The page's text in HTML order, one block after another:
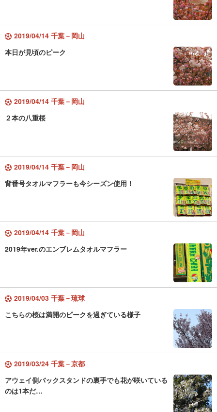
2019/04/14 千葉－岡山
本日が見頃のピーク
2019/04/14 千葉－岡山
２本の八重桜
2019/04/14 千葉－岡山
背番号タオルマフラーも今シーズン使用！
2019/04/14 千葉－岡山
2019年ver.のエンブレムタオルマフラー
2019/04/03 千葉－琉球
こちらの桜は満開のピークを過ぎている様子
2019/03/24 千葉－京都
アウェイ側バックスタンドの裏手でも花が咲いている
のは1本だ…